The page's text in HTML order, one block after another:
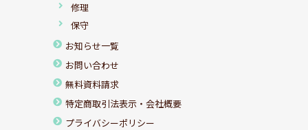
修理
保守
お知らせ一覧
お問い合わせ
無料資料請求
特定商取引法表示・会社概要
プライバシーポリシー